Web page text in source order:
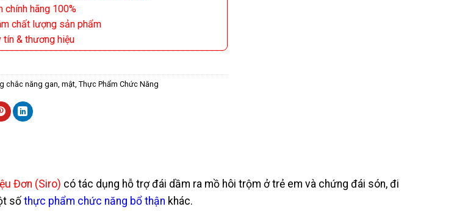
chính hãng 100%
chất lượng sản phẩm
tín & thương hiệu
chắc năng gan, mật, Thực Phẩm Chức Năng
Đơn (Siro) có tác dụng hỗ trợ đái dầm ra mồ hôi trộm ở trẻ em và chứng đái són, đi
số thực phẩm chức năng bổ thận khác.